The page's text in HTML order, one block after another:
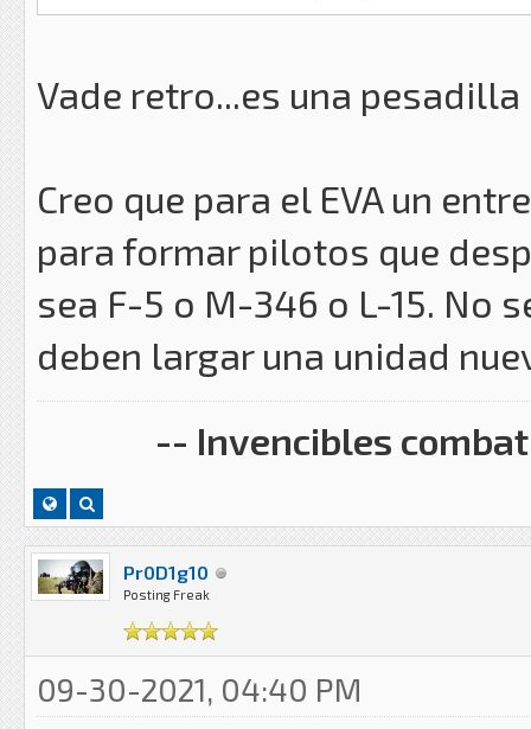
Vade retro...es una
Creo que para el EVA un
para formar pilotos que
sea F-5 o M-346 o L-15. No
deben largar una unidad
-- Invencibles
Pr0D1g10
Posting Freak
09-30-2021, 04:40 PM